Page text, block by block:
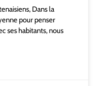
Dans la
pour penser
ses habitants, nous